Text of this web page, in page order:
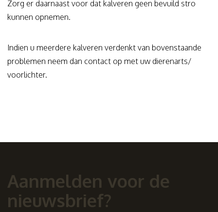
Zorg er daarnaast voor dat kalveren geen bevuild stro
kunnen opnemen.
Indien u meerdere kalveren verdenkt van bovenstaande
problemen neem dan contact op met uw dierenarts/
voorlichter.
Aanmelden voor de
nieuwsbrief?